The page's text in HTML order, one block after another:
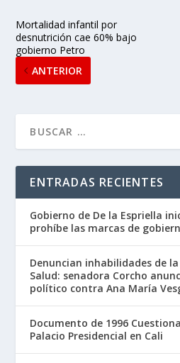
Mortalidad infantil por
desnutrición cae 60% bajo
gobierno Petro
ANTERIOR
ENTRADAS RECIENTES
Gobierno de De la Espriella
prohíbe las marcas de
Denuncian inhabilidades de
Salud: senadora Corcho
político contra Ana María
Documento de 1996
Palacio Presidencial en Cali